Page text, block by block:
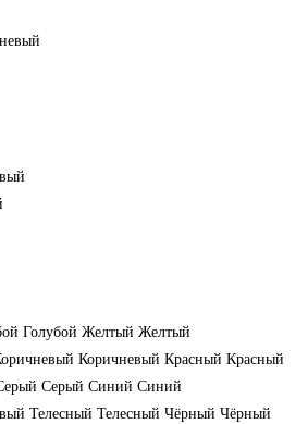
Голубой Желтый Желтый
Коричневый Красный Красный
Серый Синий Синий
Телесный Телесный Чёрный Чёрный